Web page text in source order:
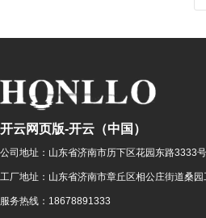
开云网页版-开云（中国）
公司地址： 山东省济南市历下区花园东路3333
工厂地址： 山东省济南市章丘区相公庄街道桑园
服务热线： 18678891333